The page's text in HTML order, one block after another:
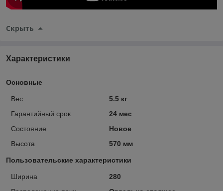
Скрыть
Характеристики
Основные
Вес
5.5 кг
Гарантийный срок
24 мес
Состояние
Новое
Высота
570 мм
Пользовательские характеристики
Ширина
280